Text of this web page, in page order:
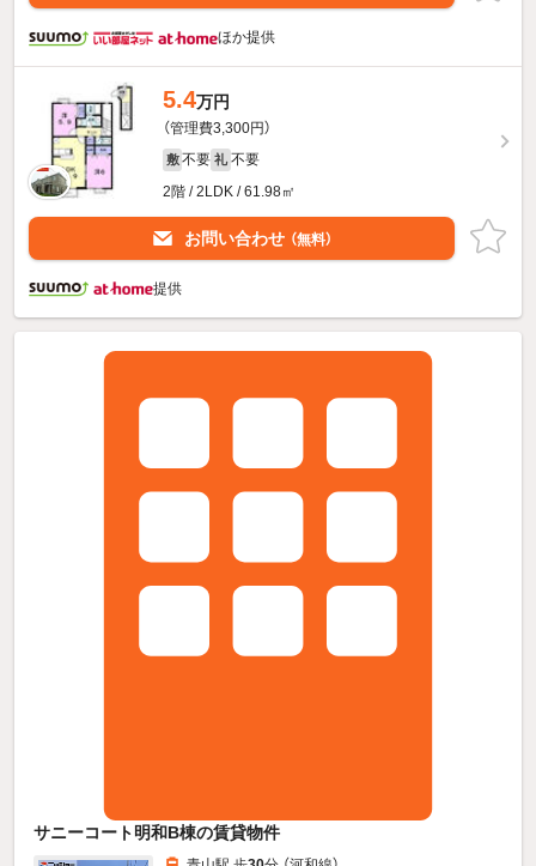
ほか提供
5.4万円
（管理費3,300円）
敷 不要 礼 不要
2階 / 2LDK / 61.98㎡
お問い合わせ （無料）
提供
サニーコート明和B棟の賃貸物件